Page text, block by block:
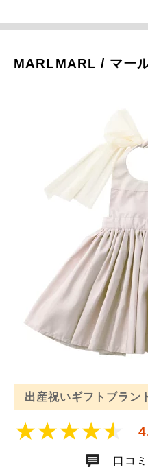
MARLMARL / マー
出産祝いギフトブラン
口コ